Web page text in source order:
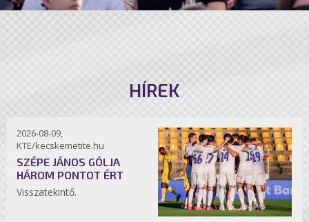
HÍREK
2026-08-09,
KTE/kecskemetite.hu
SZÉPE JÁNOS GÓLJA
HÁROM PONTOT ÉRT
Visszatekintő.